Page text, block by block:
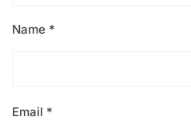
Name *
Email *